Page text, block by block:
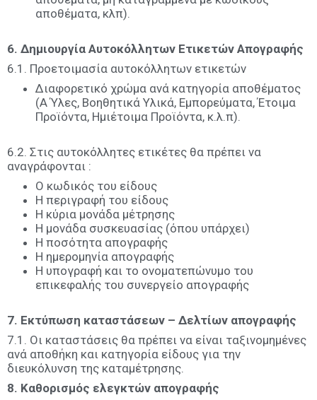
αποθέματα, κλπ).
6. Δημιουργία Αυτοκόλλητων Ετικετών Απογραφής
6.1. Προετοιμασία αυτοκόλλητων ετικετών
Διαφορετικό χρώμα ανά κατηγορία αποθέματος
(Α Ύλες, Βοηθητικά Υλικά, Εμπορεύματα, Έτοιμα
Προϊόντα, Ημιέτοιμα Προϊόντα, κ.λ.π).
6.2. Στις αυτοκόλλητες ετικέτες θα πρέπει να
αναγράφονται :
Ο κωδικός του είδους
Η περιγραφή του είδους
Η κύρια μονάδα μέτρησης
Η μονάδα συσκευασίας (όπου υπάρχει)
Η ποσότητα απογραφής
Η ημερομηνία απογραφής
Η υπογραφή και το ονοματεπώνυμο του
επικεφαλής του συνεργείο απογραφής
7. Εκτύπωση καταστάσεων – Δελτίων απογραφής
7.1. Οι καταστάσεις θα πρέπει να είναι ταξινομημένες
ανά αποθήκη και κατηγορία είδους για την
διευκόλυνση της καταμέτρησης.
8. Καθορισμός ελεγκτών απογραφής